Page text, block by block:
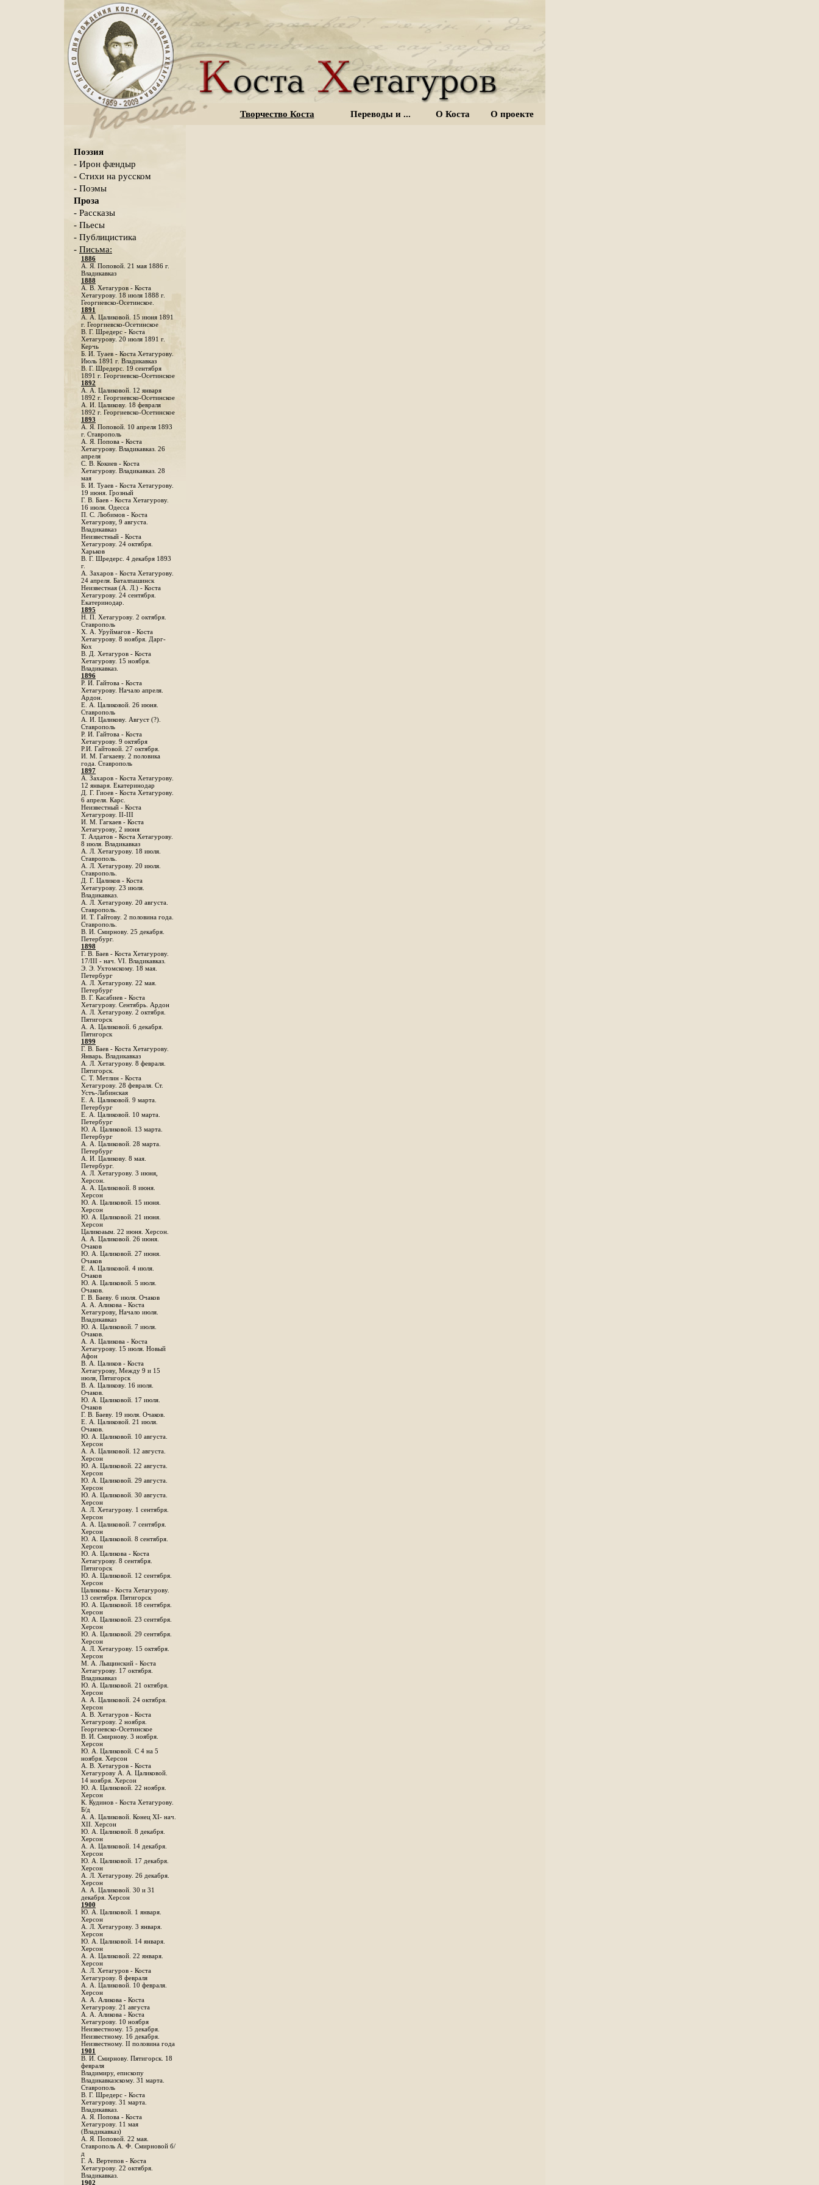
Творчество Коста Переводы и ... О Коста О проекте
Поэзия
- Ирон фæндыр
- Стихи на русском
- Поэмы
Проза
- Рассказы
- Пьесы
- Публицистика
- Письма:
1886
А. Я. Поповой. 21 мая 1886 г.
Владикавказ
1888
A. В. Хетагуров - Коста
Хетагурову. 18 июля 1888 г.
Георгиевско-Осетинское.
1891
А. А. Цаликовой. 15 июня 1891
г. Георгиевско-Осетинское
B. Г. Шредерс - Коста
Хетагурову. 20 июля 1891 г.
Керчь
Б. И. Туаев - Коста Хетагурову.
Июль 1891 г. Владикавказ
В. Г. Шредерс. 19 сентября
1891 г. Георгиевско-Осетинское
1892
А. А. Цаликовой. 12 января
1892 г. Георгиевско-Осетинское
А. И. Цаликову. 18 февраля
1892 г. Георгиевско-Осетинское
1893
А. Я. Поповой. 10 апреля 1893
г. Ставрополь
A. Я. Попова - Коста
Хетагурову. Владикавказ. 26
апреля
С. В. Кокиев - Коста
Хетагурову. Владикавказ. 28
мая
Б. И. Туаев - Коста Хетагурову.
19 июня. Грозный
Г. В. Баев - Коста Хетагурову.
16 июля. Одесса
П. С. Любимов - Коста
Хетагурову, 9 августа.
Владикавказ
Неизвестный - Коста
Хетагурову. 24 октября.
Харьков
B. Г. Шредерс. 4 декабря 1893
г.
А. Захаров - Коста Хетагурову.
24 апреля. Баталпашинск
Неизвестная (А. Л.) - Коста
Хетагурову. 24 сентября.
Екатеринодар.
1895
Н. П. Хетагурову. 2 октября.
Ставрополь
X. А. Уруймагов - Коста
Хетагурову. 8 ноября. Дарг-
Кох
В. Д. Хетагуров - Коста
Хетагурову. 15 ноября.
Владикавказ.
1896
Р. И. Гайтова - Коста
Хетагурову. Начало апреля.
Ардон.
Е. А. Цаликовой. 26 июня.
Ставрополь
А. И. Цаликову. Август (?).
Ставрополь
Р. И. Гайтова - Коста
Хетагурову. 9 октября
Р.И. Гайтовой. 27 октября.
И. М. Гагкаеву. 2 половика
года. Ставрополь
1897
А. Захаров - Коста Хетагурову.
12 января. Екатеринодар
Д. Г. Гиоев - Коста Хетагурову.
6 апреля. Карс.
Неизвестный - Коста
Хетагурову. II-III
И. М. Гагкаев - Коста
Хетагурову, 2 июня
Т. Алдатов - Коста Хетагурову.
8 июля. Владикавказ
А. Л. Хетагурову. 18 июля.
Ставрополь.
А. Л. Хетагурову. 20 июля.
Ставрополь.
Д. Г. Цаликов - Коста
Хетагурову. 23 июля.
Владикавказ.
А. Л. Хетагурову. 20 августа.
Ставрополь.
И. Т. Гайтову. 2 половина года.
Ставрополь.
В. И. Смирнову. 25 декабря.
Петербург.
1898
Г. В. Баев - Коста Хетагурову.
17/III - нач. VI. Владикавказ.
Э. Э. Ухтомскому. 18 мая.
Петербург
A. Л. Хетагурову. 22 мая.
Петербург
B. Г. Касабиев - Коста
Хетагурову. Сентябрь. Ардон
А. Л. Хетагурову. 2 октября.
Пятигорск
А. А. Цаликовой. 6 декабря.
Пятигорск
1899
Г. В. Баев - Коста Хетагурову.
Январь. Владикавказ
А. Л. Хетагурову. 8 февраля.
Пятигорск.
С. Т. Метлин - Коста
Хетагурову. 28 февраля. Ст.
Устъ-Лабинская
Е. А. Цаликовой. 9 марта.
Петербург
Е. А. Цаликовой. 10 марта.
Петербург
Ю. А. Цаликовой. 13 марта.
Петербург
А. А. Цаликовой. 28 марта.
Петербург
А. И. Цаликову. 8 мая.
Петербург.
А. Л. Хетагурову. 3 июня,
Херсон.
А. А. Цаликовой. 8 июня.
Херсон
Ю. А. Цаликовой. 15 июня.
Херсон
Ю. А. Цаликовой. 21 июня.
Херсон
Цаликоаым. 22 июня. Херсон.
А. А. Цаликовой. 26 июня.
Очаков
Ю. А. Цаликовой. 27 июня.
Очаков
Е. А. Цаликовой. 4 июля.
Очаков
Ю. А. Цаликовой. 5 июля.
Очаков.
Г. В. Баеву. 6 июля. Очаков
А. А. Аликова - Коста
Хетагурову, Начало июля.
Владикавказ
Ю. А. Цаликовой. 7 июля.
Очаков.
А. А. Цаликова - Коста
Хетагурову. 15 июля. Новый
Афон
В. А. Цаликов - Коста
Хетагурову, Между 9 и 15
июля, Пятигорск
В. А. Цаликову. 16 июля.
Очаков.
Ю. А. Цаликовой. 17 июля.
Очаков
Г. В. Баеву. 19 июля. Очаков.
Е. А. Цаликовой. 21 июля.
Очаков.
Ю. А. Цаликовой. 10 августа.
Херсон
А. А. Цаликовой. 12 августа.
Херсон
Ю. А. Цаликовой. 22 августа.
Херсон
Ю. А. Цаликовой. 29 августа.
Херсон
Ю. А. Цаликовой. 30 августа.
Херсон
А. Л. Хетагурову. 1 сентября.
Херсон
А. А. Цаликовой. 7 сентября.
Херсон
Ю. А. Цаликовой. 8 сентября.
Херсон
Ю. А. Цаликова - Коста
Хетагурову. 8 сентября.
Пятигорск
Ю. А. Цаликовой. 12 сентября.
Херсон
Цаликовы - Коста Хетагурову.
13 сентября. Пятигорск
Ю. А. Цаликовой. 18 сентября.
Херсон
Ю. А. Цаликовой. 23 сентября.
Херсон
Ю. А. Цаликовой. 29 сентября.
Херсон
А. Л. Хетагурову. 15 октября.
Херсон
М. А. Лыщинский - Коста
Хетагурову. 17 октября.
Владикавказ
Ю. А. Цаликовой. 21 октября.
Херсон
А. А. Цаликовой. 24 октября.
Херсон
A. В. Хетагуров - Коста
Хетагурову. 2 ноября.
Георгиевско-Осетинское
B. И. Смирнову. 3 ноября.
Херсон
Ю. А. Цаликовой. С 4 на 5
ноября. Херсон
А. В. Хетагуров - Коста
Хетагурову А. А. Цаликовой.
14 ноября. Херсон
Ю. А. Цаликовой. 22 ноября.
Херсон
К. Кудинов - Коста Хетагурову.
Б/д
А. А. Цаликовой. Конец XI- нач.
XII. Херсон
Ю. А. Цаликовой. 8 декабря.
Херсон
А. А. Цаликовой. 14 декабря.
Херсон
Ю. А. Цаликовой. 17 декабря.
Херсон
А. Л. Хетагурову. 26 декабря.
Херсон
А. А. Цаликовой. 30 и 31
декабря. Херсон
1900
Ю. А. Цаликовой. 1 января.
Херсон
А. Л. Хетагурову. 3 января.
Херсон
Ю. А. Цаликовой. 14 января.
Херсон
А. А. Цаликовой. 22 января.
Херсон
А. Л. Хетагуров - Коста
Хетагурову. 8 февраля
А. А. Цаликовой. 10 февраля.
Херсон
А. А. Аликова - Коста
Хетагурову. 21 августа
А. А. Аликова - Коста
Хетагурову. 10 ноября
Неизвестному. 15 декабря.
Неизвестному. 16 декабря.
Неизвестному. II половина года
1901
В. И. Смирнову. Пятигорск. 18
февраля
Владимиру, епископу
Владикавказскому. 31 марта.
Ставрополь
В. Г. Шредерс - Коста
Хетагурову. 31 марта.
Владикавказ.
А. Я. Попова - Коста
Хетагурову. 11 мая
(Владикавказ)
А. Я. Поповой. 22 мая.
Ставрополь А. Ф. Смирновой б/
д
Г. А. Вертепов - Коста
Хетагурову. 22 октября.
Владикавказ.
1902